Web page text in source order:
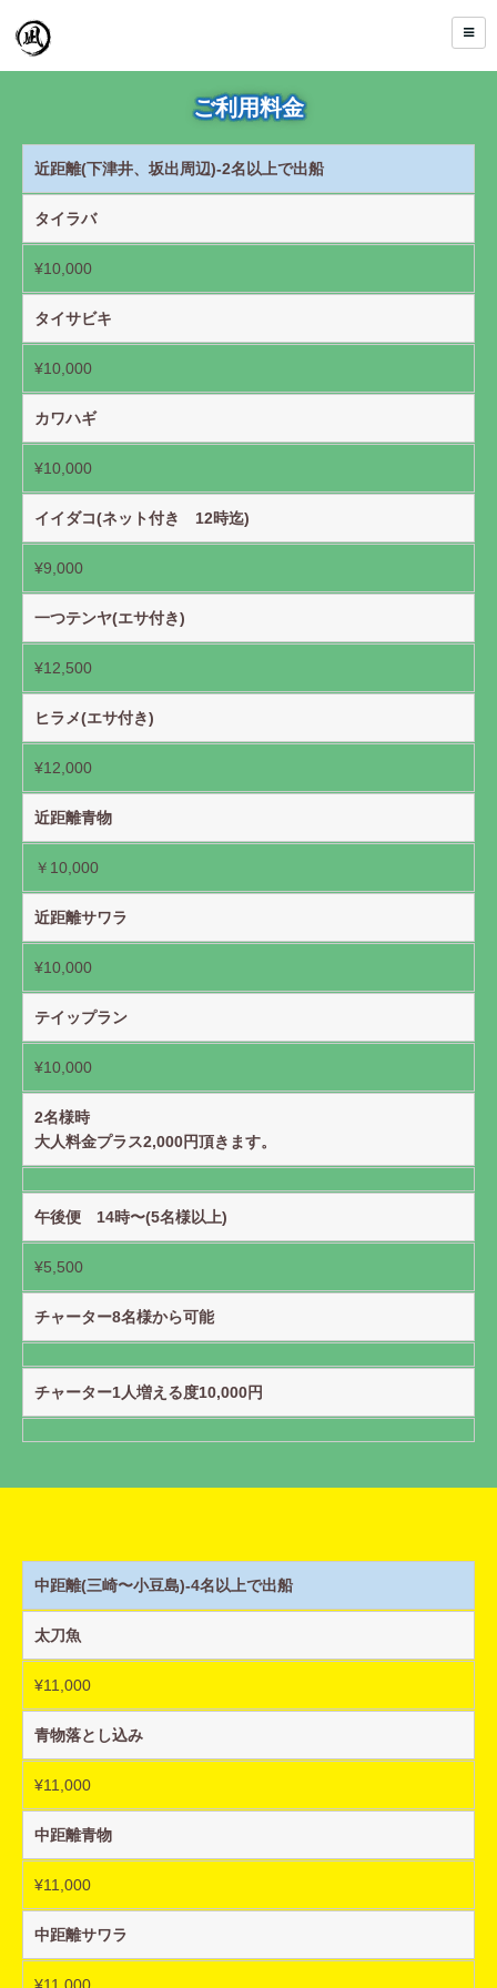
ご利用料金
近距離(下津井、坂出周辺)-2名以上で出船
タイラバ
¥10,000
タイサビキ
¥10,000
カワハギ
¥10,000
イイダコ(ネット付き 12時迄)
¥9,000
一つテンヤ(エサ付き)
¥12,500
ヒラメ(エサ付き)
¥12,000
近距離青物
￥10,000
近距離サワラ
¥10,000
テイップラン
¥10,000
2名様時
大人料金プラス2,000円頂きます。
午後便 14時〜(5名様以上)
¥5,500
チャーター8名様から可能
チャーター1人増える度10,000円
中距離(三崎〜小豆島)-4名以上で出船
太刀魚
¥11,000
青物落とし込み
¥11,000
中距離青物
¥11,000
中距離サワラ